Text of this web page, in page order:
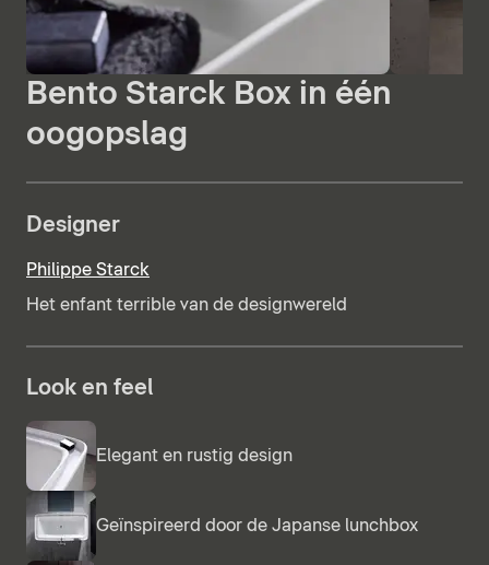
Bento Starck Box in één
oogopslag
Designer
Philippe Starck
Het enfant terrible van de designwereld
Look en feel
Elegant en rustig design
Geïnspireerd door de Japanse lunchbox